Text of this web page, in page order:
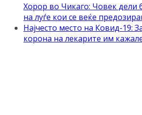
Хорор во Чикаго: Човек дели
на луѓе кои се веќе
Најчесто место на Ковид-19:
корона на лекарите им